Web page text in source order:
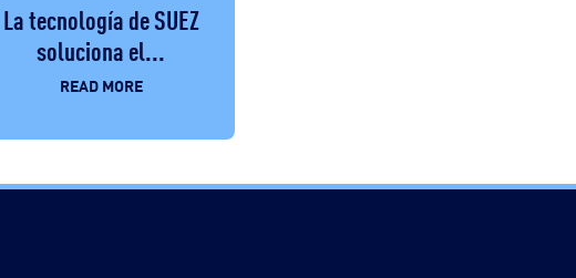
La tecnología de SUEZ
soluciona el...
READ MORE